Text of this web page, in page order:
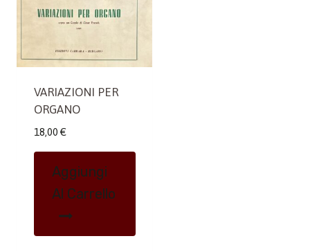
VARIAZIONI PER
ORGANO
18,00 €
Aggiungi
Al Carrello